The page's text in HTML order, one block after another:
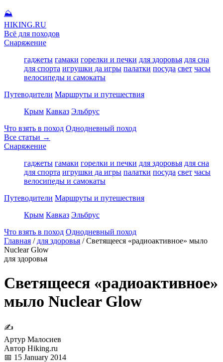
⛰
HIKING.RU
Всё для походов
Снаряжение
гаджеты гамаки горелки и печки для здоровья для сна
для спорта игрушки да игры палатки посуда свет часы
велосипеды и самокаты
Путеводители Маршруты и путешествия
Крым Кавказ Эльбрус
Что взять в поход Однодневный поход
Все статьи →
Снаряжение
гаджеты гамаки горелки и печки для здоровья для сна
для спорта игрушки да игры палатки посуда свет часы
велосипеды и самокаты
Путеводители Маршруты и путешествия
Крым Кавказ Эльбрус
Что взять в поход Однодневный поход
Главная / для здоровья / Светящееся «радиоактивное» мыло
Nuclear Glow
для здоровья
Светящееся «радиоактивное»
мыло Nuclear Glow
✍
Артур Малосиев
Автор Hiking.ru
📅 15 January 2014